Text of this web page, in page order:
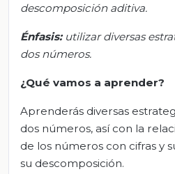
descomposición aditiva.
Énfasis: utilizar diversas
dos números.
¿Qué vamos a aprender?
Aprenderás diversas
dos números, así con la
de los números con cifras y
su descomposición.